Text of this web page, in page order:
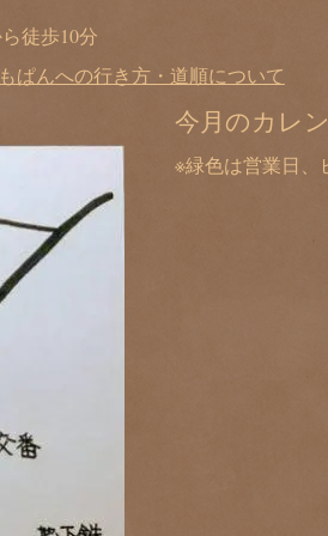
徒歩10分
ぱんへの行き方・道順について
今月のカレ
※緑色は営業日、